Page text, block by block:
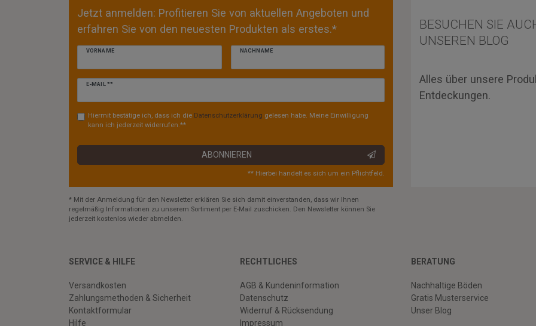
Jetzt anmelden: Profitieren Sie von aktuellen Angeboten und
erfahren Sie von den neuesten Produkten als erstes.*
VORNAME NACHNAME
E-MAIL **
Newsletter
Hiermit bestätige ich, dass ich die Daten­schutz­erklärung gelesen habe. Meine Einwilligung
kann ich jederzeit widerrufen.**
ABONNIEREN
** Hierbei handelt es sich um ein Pflichtfeld.
BESUCHEN SIE
UNSEREN BLOG
Alles über unsere
Entdeckungen.
* Mit der Anmeldung für den Newsletter erklären Sie sich damit einverstanden, dass wir Ihnen
regelmäßig Informationen zu unserem Sortiment per E-Mail zuschicken. Den Newsletter können Sie
jederzeit kostenlos wieder abmelden.
SERVICE & HILFE
Versandkosten
Zahlungsmethoden & Sicherheit
Kontaktformular
Hilfe
RECHTLICHES
AGB & Kundeninformation
Datenschutz
Widerruf & Rücksendung
Impressum
BERATUNG
Nachhaltige Böden
Gratis Musterservice
Unser Blog